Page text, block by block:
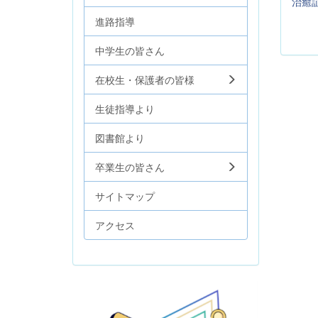
進路指導
中学生の皆さん
在校生・保護者の皆様
生徒指導より
図書館より
卒業生の皆さん
サイトマップ
アクセス